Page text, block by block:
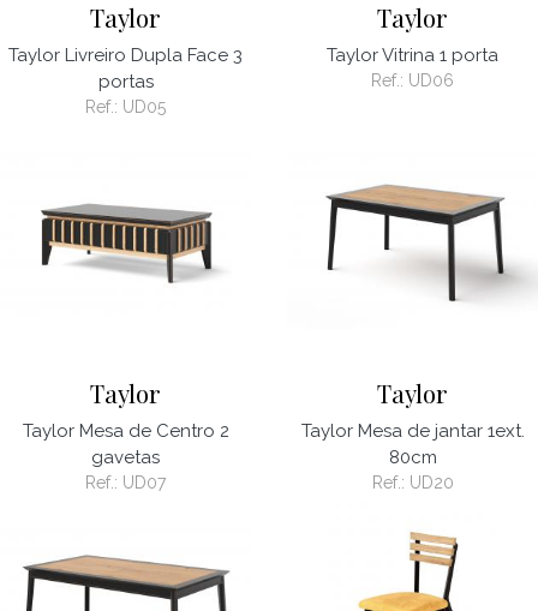
Taylor
Taylor Livreiro Dupla Face 3
portas
Ref.: UD05
Taylor
Taylor Vitrina 1 porta
Ref.: UD06
Taylor
Taylor Mesa de Centro 2
gavetas
Ref.: UD07
Taylor
Taylor Mesa de jantar 1ext.
80cm
Ref.: UD20